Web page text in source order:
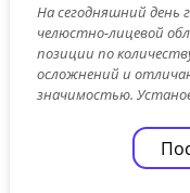
На сегодняшний день
челюстно-лицевой
позиции по
осложнений и
значимостью.